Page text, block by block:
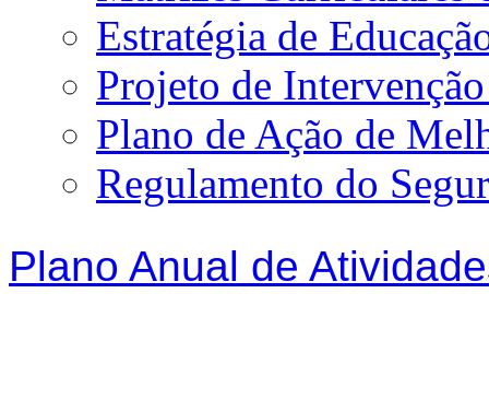
Estratégia de
Projeto de
Plano de Ação de
Regulamento do
Plano Anual de